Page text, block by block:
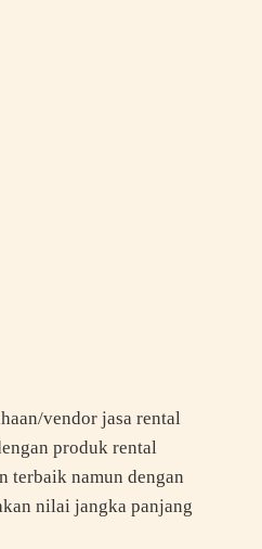
vendor jasa rental
produk rental
terbaik namun dengan
nilai jangka panjang